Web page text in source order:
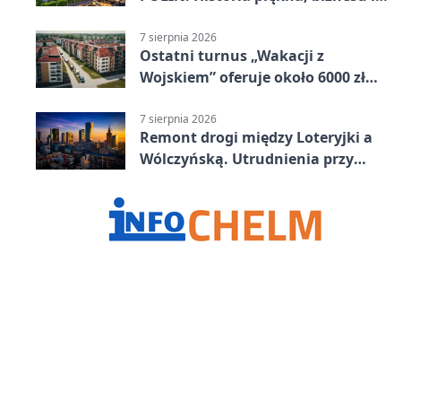
7 sierpnia 2026
Ostatni turnus „Wakacji z
Wojskiem” oferuje około 6000 zł
7 sierpnia 2026
Remont drogi między Loteryjki a
Wólczyńską. Utrudnienia przy